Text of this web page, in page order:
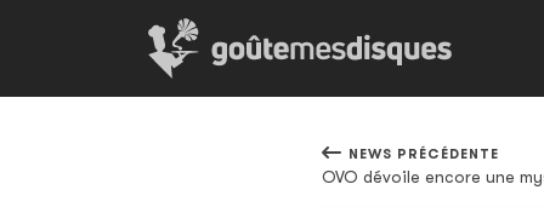
NEWS PRÉCÉDENTE
OVO dévoile encore une